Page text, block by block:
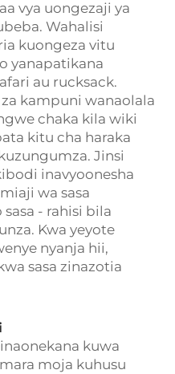
vya uongezaji ya
Wahalisi
kuongeza vitu
yanapatikana
au rucksack.
kampuni wanaolala
chaka kila wiki
kitu cha haraka
Jinsi
inavyoonesha
wa sasa
- rahisi bila
Kwa yeyote
nyanja hii,
sasa zinazotia
kuwa
moja kuhusu